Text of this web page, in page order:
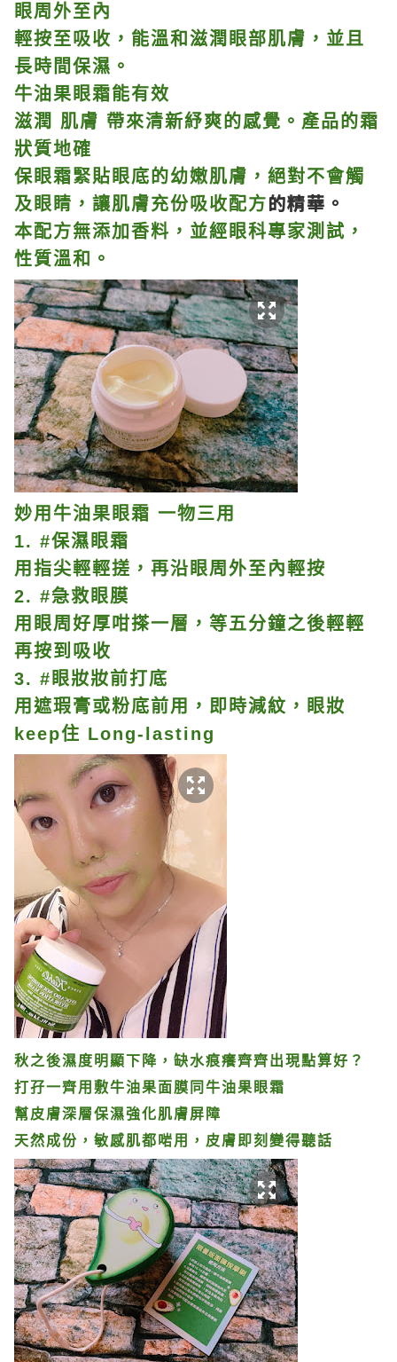
眼周外至內
輕按至吸收，能溫和滋潤眼部肌膚，並且
長時間保濕。
牛油果眼霜能有效
滋潤 肌膚 帶來清新紓爽的感覺。產品的霜
狀質地確
保眼霜緊貼眼底的幼嫩肌膚，絕對不會觸
及眼睛，讓肌膚充份吸收配方的精華。
本配方無添加香料，並經眼科專家測試，
性質溫和。
妙用牛油果眼霜 一物三用
1. #保濕眼霜
用指尖輕輕搓，再沿眼周外至內輕按
2. #急救眼膜
用眼周好厚咁搽一層，等五分鐘之後輕輕
再按到吸收
3. #眼妝妝前打底
用遮瑕膏或粉底前用，即時減紋，眼妝
keep住 Long-lasting
秋之後濕度明顯下降，缺水痕癢齊齊出現點算好？
打孖一齊用敷牛油果面膜同牛油果眼霜
幫皮膚深層保濕強化肌膚屏障
天然成份，敏感肌都啱用，皮膚即刻變得聽話